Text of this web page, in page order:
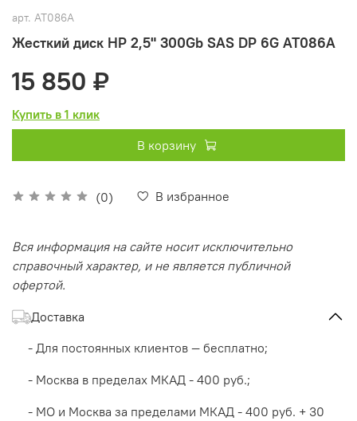
арт. AT086A
Жесткий диск HP 2,5" 300Gb SAS DP 6G AT086A
(0) В избранное
15 850 ₽
Купить в 1 клик
В корзину
Вся информация на сайте носит исключительно
справочный характер, и не является публичной
офертой.
Доставка
- Для постоянных клиентов — бесплатно;
- Москва в пределах МКАД - 400 руб.;
- МО и Москва за пределами МКАД - 400 руб. + 30